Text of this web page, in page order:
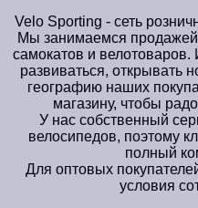
Velo Sporting - сеть
Мы занимаемся продажей
самокатов и
развиваться, открывать
географию наших
магазину, чтобы
У нас собственный
велосипедов, поэтому
полный
Для оптовых
условия